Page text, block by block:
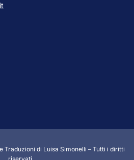
Traduzioni di Luisa Simonelli – Tutti i diritti